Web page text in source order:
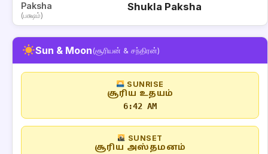
Paksha
(பக்ஷம்)
Shukla Paksha
Sun & Moon(சூரியன் & சந்திரன்)
SUNRISE
சூரிய உதயம்
6:42 AM
SUNSET
சூரிய அஸ்தமனம்